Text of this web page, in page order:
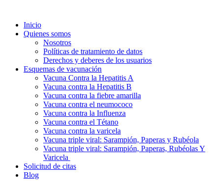
contenido
Inicio
Quienes somos
Nosotros
Políticas de tratamiento de datos
Derechos y deberes de los usuarios
Esquemas de vacunación
Vacuna Contra la Hepatitis A
Vacuna contra la Hepatitis B
Vacuna contra la fiebre amarilla
Vacuna contra el neumococo
Vacuna contra la Influenza
Vacuna contra el Tétano
Vacuna contra la varicela
Vacuna triple viral: Sarampión, Paperas y Rubéola
Vacuna triple viral: Sarampión, Paperas, Rubéolas Y
Varicela
Solicitud de citas
Blog